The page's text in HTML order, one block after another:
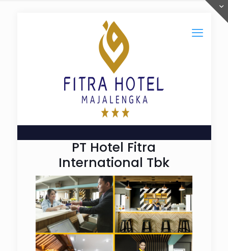
PT Hotel Fitra
International Tbk